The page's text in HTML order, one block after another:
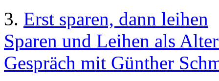
3. Erst sparen, dann leihen
Sparen und Leihen als
Gespräch mit Günther